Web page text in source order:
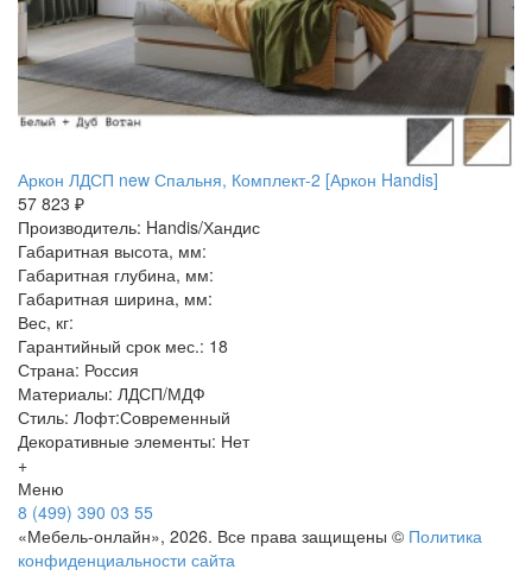
Аркон ЛДСП new Спальня, Комплект-2 [Аркон Handis]
57 823 ₽
Производитель: Handis/Хандис
Габаритная высота, мм:
Габаритная глубина, мм:
Габаритная ширина, мм:
Вес, кг:
Гарантийный срок мес.: 18
Страна: Россия
Материалы: ЛДСП/МДФ
Стиль: Лофт:Современный
Декоративные элементы: Нет
+
Меню
8 (499) 390 03 55
«Мебель-онлайн», 2026. Все права защищены © Политика
конфиденциальности сайта